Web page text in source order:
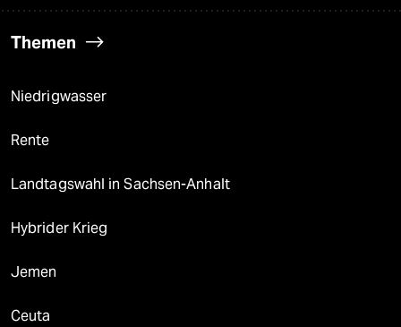
Themen
Niedrigwasser
Rente
Landtagswahl in Sachsen-Anhalt
Hybrider Krieg
Jemen
Ceuta